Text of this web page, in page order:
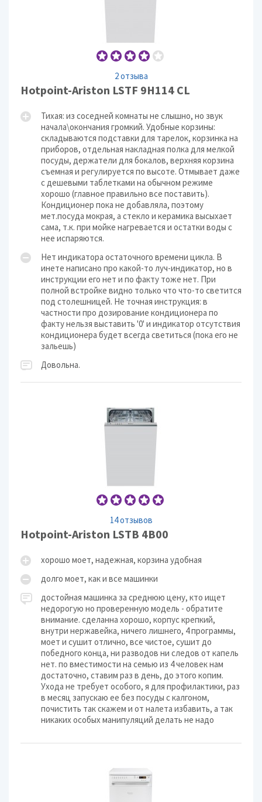
2 отзыва
Hotpoint-Ariston LSTF 9H114 CL
Тихая: из соседней комнаты не слышно, но звук
начала\окончания громкий. Удобные корзины:
складываются подставки для тарелок, корзинка на
приборов, отдельная накладная полка для мелкой
посуды, держатели для бокалов, верхняя корзина
съемная и регулируется по высоте. Отмывает даже
с дешевыми таблетками на обычном режиме
хорошо (главное правильно все поставить).
Кондиционер пока не добавляла, поэтому
мет.посуда мокрая, а стекло и керамика высыхает
сама, т.к. при мойке нагревается и остатки воды с
нее испаряются.
Нет индикатора остаточного времени цикла. В
инете написано про какой-то луч-индикатор, но в
инструкции его нет и по факту тоже нет. При
полной встройке видно только что что-то светится
под столешницей. Не точная инструкция: в
частности про дозирование кондиционера по
факту нельзя выставить '0' и индикатор отсутствия
кондиционера будет всегда светиться (пока его не
зальешь)
Довольна.
14 отзывов
Hotpoint-Ariston LSTB 4B00
хорошо моет, надежная, корзина удобная
долго моет, как и все машинки
достойная машинка за среднюю цену, кто ищет
недорогую но проверенную модель - обратите
внимание. сделанна хорошо, корпус крепкий,
внутри нержавейка, ничего лишнего, 4 программы,
моет и сушит отлично, все чистое, сушит до
победного конца, ни разводов ни следов от капель
нет. по вместимости на семью из 4 человек нам
достаточно, ставим раз в день, до этого копим.
Ухода не требует особого, я для профилактики, раз
в месяц запускаю ее без посуды с калгоном,
почистить так скажем и от налета избавить, а так
никаких особых манипуляций делать не надо